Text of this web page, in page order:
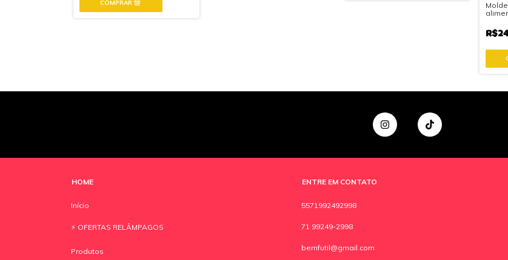
HOME
Início
⚡️ OFERTAS RELÂMPAGOS
Produtos
ENTRE EM CONTATO
5571992492998
71 99249-2998
bemfutil@gmail.com